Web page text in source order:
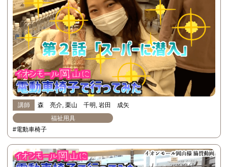
講師 森 亮介 栗山 千明 岩田 成矢
福祉用具
#電動車椅子